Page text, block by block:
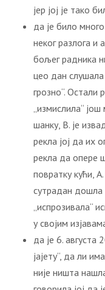
јер јој је тако
да је било
неког разлога и
бољег радника
цео дан
грозно“. Остали
„измислила“
шанку, В. је
рекла јој да их
рекла да опере
повратку кући,
сутрадан дошла
„испрозивала“
у својим
да је 6. августа
јајету“, да ли
није ништа